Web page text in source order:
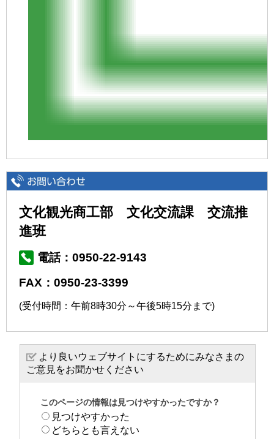
文化観光商工部 文化交流課 交流推
進班
電話：0950-22-9143
FAX：0950-23-3399
(受付時間：午前8時30分～午後5時15分まで)
より良いウェブサイトにするためにみなさまの
ご意見をお聞かせください
このページの情報は見つけやすかったですか？
見つけやすかった
どちらとも言えない